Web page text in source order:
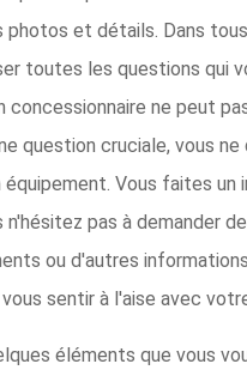
photos et détails. Dans
toutes les questions qui
concessionnaire ne peut
question cruciale, vous ne
Vous faites un
n'hésitez pas à demander
ou d'autres
sentir à l'aise avec
éléments que vous